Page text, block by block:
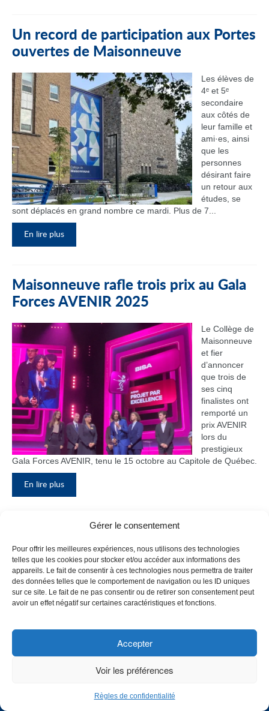
Gérer le consentement
Pour offrir les meilleures expériences, nous utilisons des technologies
telles que les cookies pour stocker et/ou accéder aux informations des
appareils. Le fait de consentir à ces technologies nous permettra de traiter
des données telles que le comportement de navigation ou les ID uniques
sur ce site. Le fait de ne pas consentir ou de retirer son consentement peut
avoir un effet négatif sur certaines caractéristiques et fonctions.
Accepter
Voir les préférences
Règles de confidentialité
Un record de participation aux Portes
ouvertes de Maisonneuve
Les élèves de
4ᵉ et 5ᵉ
secondaire
aux côtés de
leur famille et
ami·es, ainsi
que les
personnes
désirant faire
un retour aux
études, se
sont déplacés en grand nombre ce mardi. Plus de 7...
En lire plus
Maisonneuve rafle trois prix au Gala
Forces AVENIR 2025
Le Collège de
Maisonneuve
et fier
d’annoncer
que trois de
ses cinq
finalistes ont
remporté un
prix AVENIR
lors du
prestigieux
Gala Forces AVENIR, tenu le 15 octobre au Capitole de Québec.
En lire plus
bloc F
Le Collège de
Maisonneuve
a inauguré
CHOISISSEZ UN PROFIL